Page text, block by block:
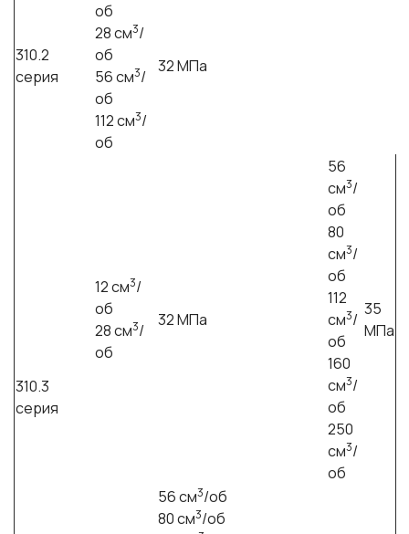
310.2
серия
об
28 см3/
об
56 см3/
об
112 см3/
об
32 МПа
310.3
серия
12 см3/
об
28 см3/
об
32 МПа
56
см3/
об
80
см3/
об
112
см3/
об
160
см3/
об
250
см3/
об
35
МПа
56 см3/об
80 см3/об